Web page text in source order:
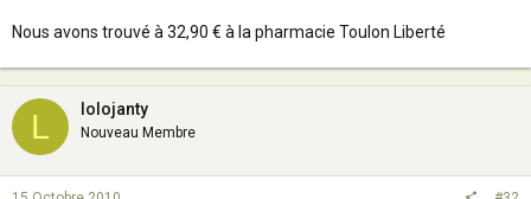
Nous avons trouvé à 32,90 € à la pharmacie Toulon Liberté
L lolojanty
Nouveau Membre